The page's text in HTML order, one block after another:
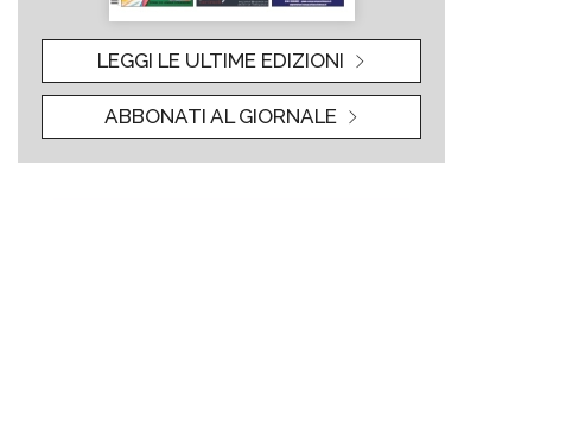
LEGGI LE ULTIME EDIZIONI
ABBONATI AL GIORNALE